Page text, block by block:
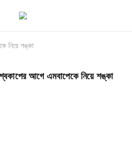
নিয়ে শঙ্কা
আগে এমবাপেকে নিয়ে শঙ্কা